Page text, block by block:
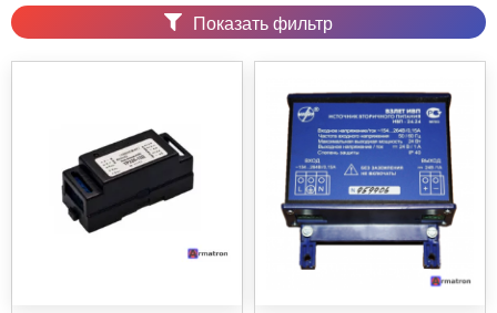
Показать фильтр